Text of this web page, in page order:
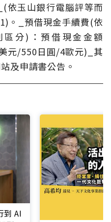
依玉山銀行電腦評等而
。_預借現金手續費(依
分)：預借現金金額
元/550日圓/4歐元)_其
及申請書公告。
到 AI